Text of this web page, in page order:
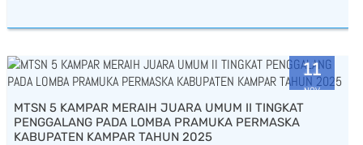
11
NOV
MTSN 5 KAMPAR MERAIH JUARA UMUM II TINGKAT
PENGGALANG PADA LOMBA PRAMUKA PERMASKA
KABUPATEN KAMPAR TAHUN 2025